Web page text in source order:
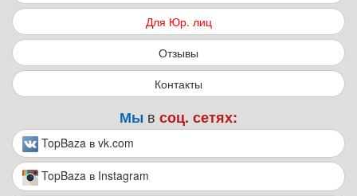
Для Юр. лиц
Отзывы
Контакты
Мы в соц. сетях:
TopBaza в vk.com
TopBaza в Instagram